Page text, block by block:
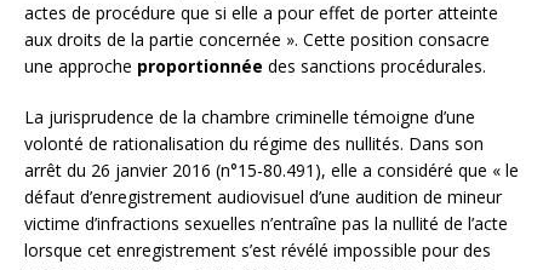
actes de procédure que si elle a pour effet de porter atteinte
aux droits de la partie concernée ». Cette position consacre
une approche proportionnée des sanctions procédurales.
La jurisprudence de la chambre criminelle témoigne d’une
volonté de rationalisation du régime des nullités. Dans son
arrêt du 26 janvier 2016 (n°15-80.491), elle a considéré que « le
défaut d’enregistrement audiovisuel d’une audition de mineur
victime d’infractions sexuelles n’entraîne pas la nullité de l’acte
lorsque cet enregistrement s’est révélé impossible pour des